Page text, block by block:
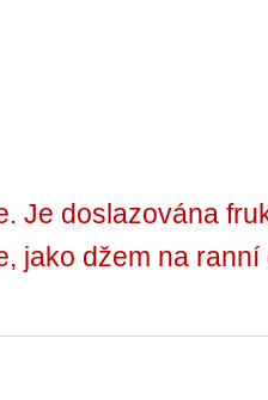
Je doslazována
jako džem na